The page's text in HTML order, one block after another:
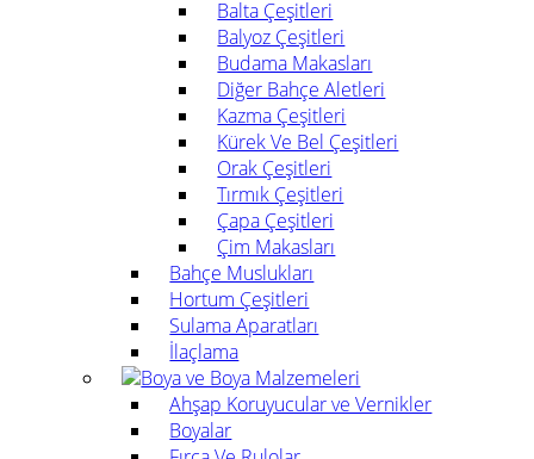
Balta Çeşitleri
Balyoz Çeşitleri
Budama Makasları
Diğer Bahçe Aletleri
Kazma Çeşitleri
Kürek Ve Bel Çeşitleri
Orak Çeşitleri
Tırmık Çeşitleri
Çapa Çeşitleri
Çim Makasları
Bahçe Muslukları
Hortum Çeşitleri
Sulama Aparatları
İlaçlama
Boya ve Boya Malzemeleri
Ahşap Koruyucular ve Vernikler
Boyalar